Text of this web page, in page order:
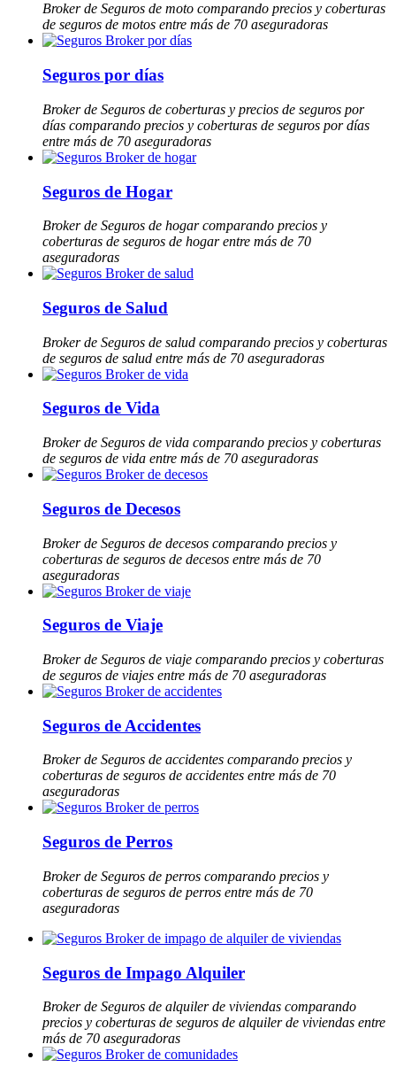
Broker de Seguros de moto comparando precios y coberturas
de seguros de motos entre más de 70 aseguradoras
Seguros por días
Broker de Seguros de coberturas y precios de seguros por
días comparando precios y coberturas de seguros por días
entre más de 70 aseguradoras
Seguros de Hogar
Broker de Seguros de hogar comparando precios y
coberturas de seguros de hogar entre más de 70
aseguradoras
Seguros de Salud
Broker de Seguros de salud comparando precios y coberturas
de seguros de salud entre más de 70 aseguradoras
Seguros de Vida
Broker de Seguros de vida comparando precios y coberturas
de seguros de vida entre más de 70 aseguradoras
Seguros de Decesos
Broker de Seguros de decesos comparando precios y
coberturas de seguros de decesos entre más de 70
aseguradoras
Seguros de Viaje
Broker de Seguros de viaje comparando precios y coberturas
de seguros de viajes entre más de 70 aseguradoras
Seguros de Accidentes
Broker de Seguros de accidentes comparando precios y
coberturas de seguros de accidentes entre más de 70
aseguradoras
Seguros de Perros
Broker de Seguros de perros comparando precios y
coberturas de seguros de perros entre más de 70
aseguradoras
Seguros de Impago Alquiler
Broker de Seguros de alquiler de viviendas comparando
precios y coberturas de seguros de alquiler de viviendas entre
más de 70 aseguradoras